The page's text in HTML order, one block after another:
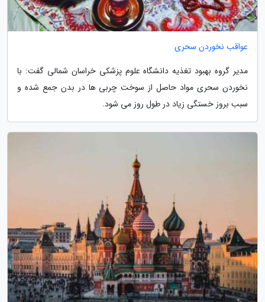
عواقب نخوردن سحری
مدیر گروه بهبود تغذیه دانشگاه علوم پزشکی خراسان شمالی گفت: با
نخوردن سحری مواد حاصل از سوخت چربی ها در بدن جمع شده و
سبب بروز خستگی زیاد در طول روز می شود.